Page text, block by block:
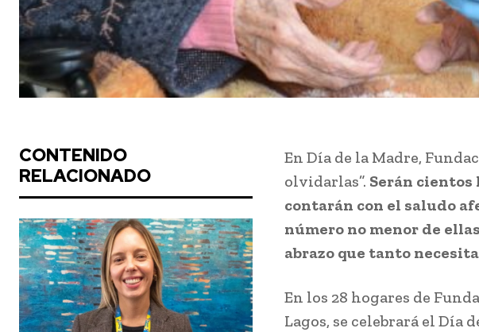
CONTENIDO
RELACIONADO
En Día de la Madre,
olvidarlas”. Serán cientos
contarán con el saludo
número no menor de
abrazo que tanto
En los 28 hogares de
Lagos, se celebrará el Día